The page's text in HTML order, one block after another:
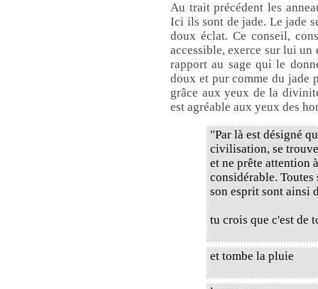
Au trait précédent les
Ici ils sont de jade. Le jade
doux éclat. Ce conseil,
accessible, exerce sur lui
rapport au sage qui le
doux et pur comme du jade
grâce aux yeux de la
est agréable aux yeux des
"Par là est désigné
civilisation, se
et ne prête attention
considérable. Toutes
son esprit sont ainsi
tu crois que c'est de
et tombe la pluie